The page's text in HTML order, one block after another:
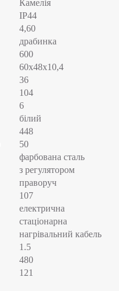
Камелія
IP44
4,60
драбинка
600
60x48x10,4
36
104
6
білий
448
50
фарбована сталь
з регулятором
праворуч
107
електрична
стаціонарна
нагрівальний кабель
1.5
480
121